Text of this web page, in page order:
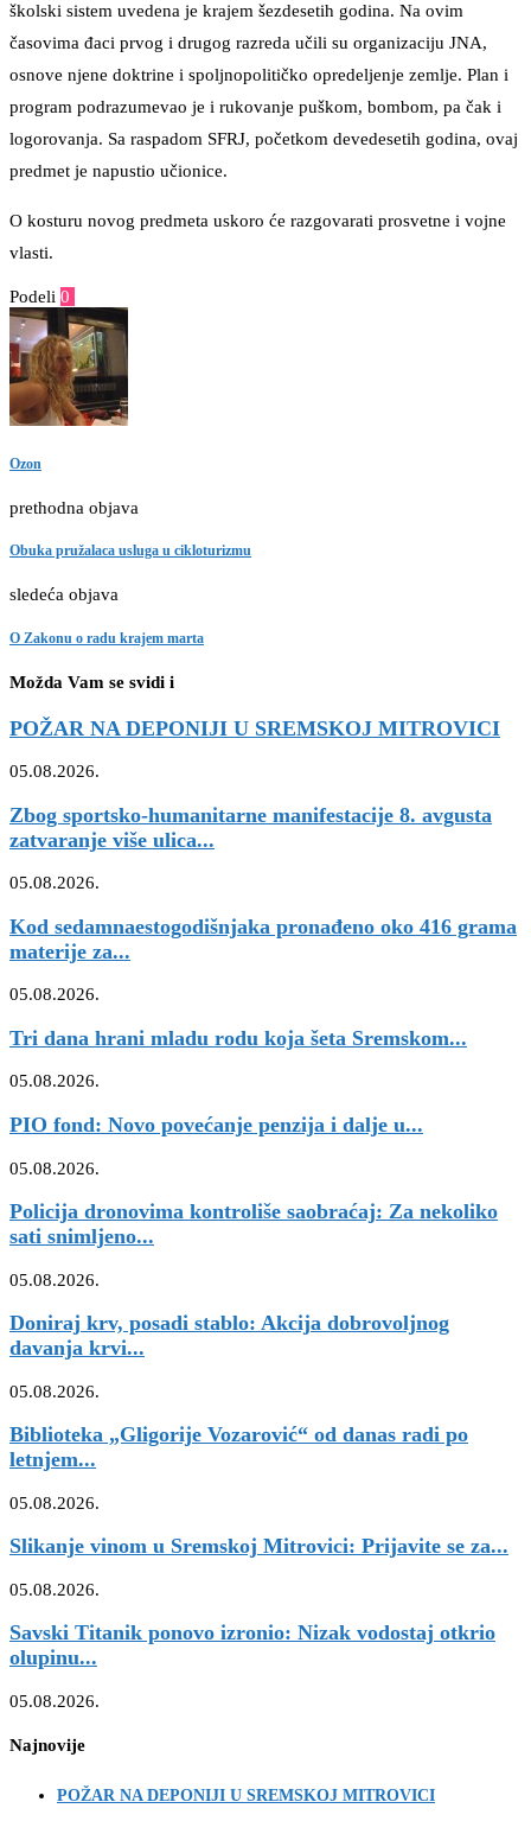
školski sistem uvedena je krajem šezdesetih godina. Na ovim
časovima đaci prvog i drugog razreda učili su organizaciju JNA,
osnove njene doktrine i spoljnopolitičko opredeljenje zemlje. Plan i
program podrazumevao je i rukovanje puškom, bombom, pa čak i
logorovanja. Sa raspadom SFRJ, početkom devedesetih godina, ovaj
predmet je napustio učionice.
O kosturu novog predmeta uskoro će razgovarati prosvetne i vojne
vlasti.
Podeli 0
Ozon
prethodna objava
Obuka pružalaca usluga u cikloturizmu
sledeća objava
O Zakonu o radu krajem marta
Možda Vam se svidi i
POŽAR NA DEPONIJI U SREMSKOJ MITROVICI
05.08.2026.
Zbog sportsko-humanitarne manifestacije 8. avgusta
zatvaranje više ulica...
05.08.2026.
Kod sedamnaestogodišnjaka pronađeno oko 416 grama
materije za...
05.08.2026.
Tri dana hrani mladu rodu koja šeta Sremskom...
05.08.2026.
PIO fond: Novo povećanje penzija i dalje u...
05.08.2026.
Policija dronovima kontroliše saobraćaj: Za nekoliko
sati snimljeno...
05.08.2026.
Doniraj krv, posadi stablo: Akcija dobrovoljnog
davanja krvi...
05.08.2026.
Biblioteka „Gligorije Vozarović“ od danas radi po
letnjem...
05.08.2026.
Slikanje vinom u Sremskoj Mitrovici: Prijavite se za...
05.08.2026.
Savski Titanik ponovo izronio: Nizak vodostaj otkrio
olupinu...
05.08.2026.
Najnovije
POŽAR NA DEPONIJI U SREMSKOJ MITROVICI